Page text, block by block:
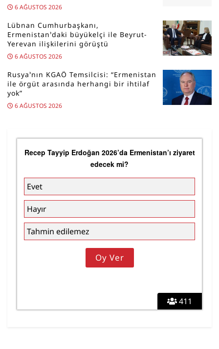
6 AĞUSTOS 2026
Lübnan Cumhurbaşkanı,
Ermenistan’daki büyükelçi ile Beyrut-
Yerevan ilişkilerini görüştü
6 AĞUSTOS 2026
Rusya’nın KGAÖ Temsilcisi: “Ermenistan
ile örgüt arasında herhangi bir ihtilaf
yok”
6 AĞUSTOS 2026
411
Recep Tayyip Erdoğan 2026’da Ermenistan’ı ziyaret
edecek mi?
Evet
Hayır
Tahmin edilemez